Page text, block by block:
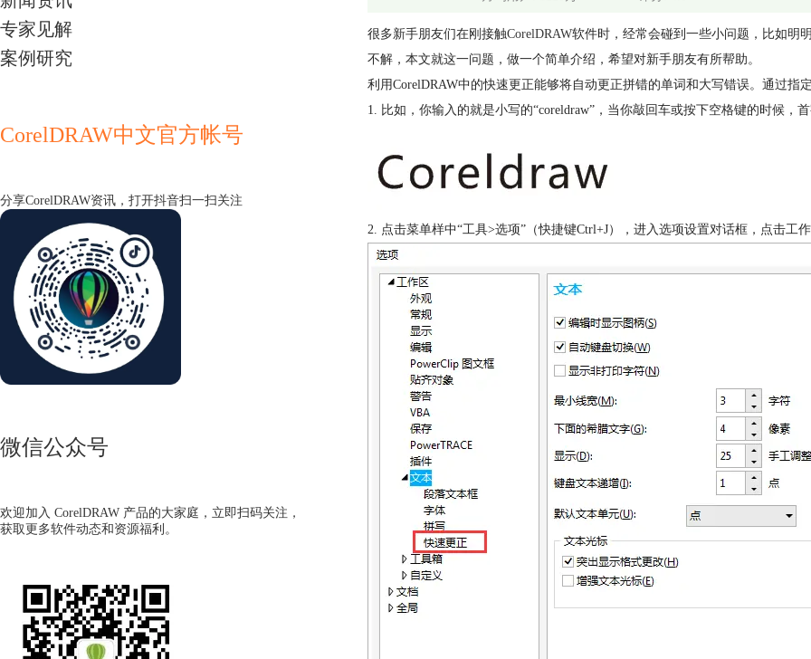
专家见解
案例研究
CorelDRAW中文官方帐号
分享CorelDRAW资讯，打开抖音扫一扫关注
微信公众号
欢迎加入 CorelDRAW 产品的大家庭，立即扫码关注，
获取更多软件动态和资源福利。
很多新手朋友们在刚接触CorelDRAW软件时，经常会碰到一些小问题，比如明
不解，本文就这一问题，做一个简单介绍，希望对新手朋友有所帮助。
利用CorelDRAW中的快速更正能够将自动更正拼错的单词和大写错误。通过
1. 比如，你输入的就是小写的“coreldraw”，当你敲回车或按下空格键的时候，
2. 点击菜单样中“工具>选项”（快捷键Ctrl+J），进入选项设置对话框，点击工